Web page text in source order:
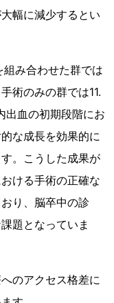
幅に減少するとい
み合わせた群では
術のみの群では11.
出血の初期段階にお
な成長を効果的に
。こうした成果が
ける手術の正確な
り、脳卒中の診
題となっていま
のアクセス格差に